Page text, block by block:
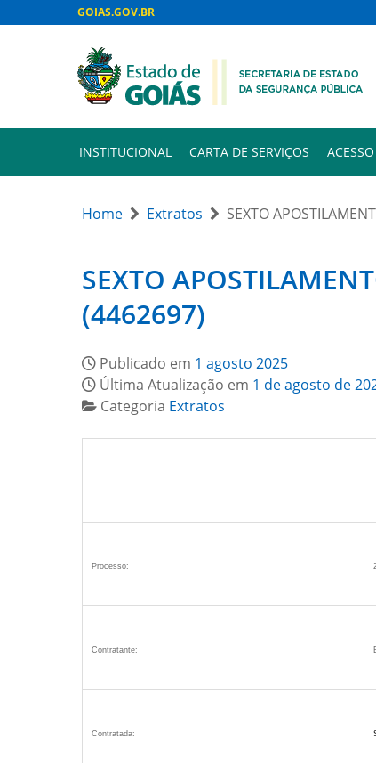
GOIAS.GOV.BR
INSTITUCIONAL CARTA DE SERVIÇOS
Home Extratos SEXTO
SEXTO
(4462697)
Publicado em 1 agosto 2025
Última Atualização em 1 de agosto de
Categoria Extratos
Processo:
Contratante:
Contratada: